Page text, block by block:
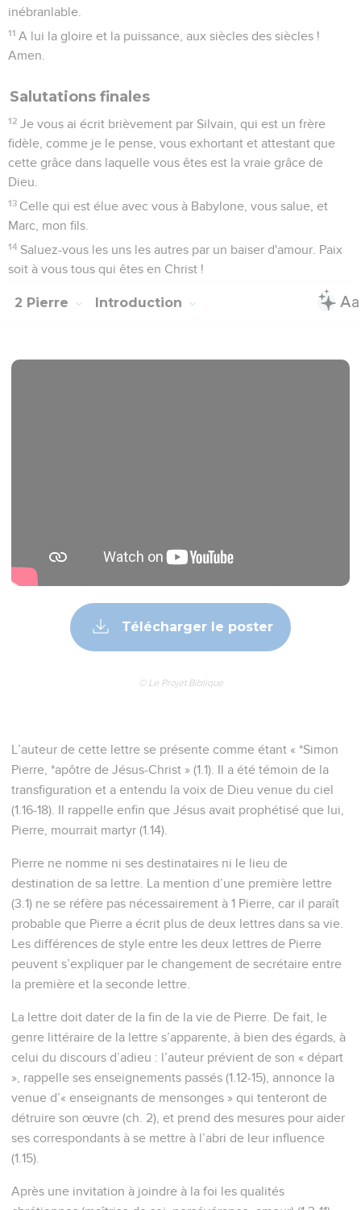
inébranlable.
11 A lui la gloire et la puissance, aux siècles des siècles !
Amen.
Salutations finales
12 Je vous ai écrit brièvement par Silvain, qui est un frère
fidèle, comme je le pense, vous exhortant et attestant que
cette grâce dans laquelle vous êtes est la vraie grâce de
Dieu.
13 Celle qui est élue avec vous à Babylone, vous salue, et
Marc, mon fils.
14 Saluez-vous les uns les autres par un baiser d'amour. Paix
soit à vous tous qui êtes en Christ !
2 Pierre Introduction
Télécharger le poster
© Le Projet Biblique
L’auteur de cette lettre se présente comme étant « *Simon
Pierre, *apôtre de Jésus-Christ » (1.1). Il a été témoin de la
transfiguration et a entendu la voix de Dieu venue du ciel
(1.16-18). Il rappelle enfin que Jésus avait prophétisé que lui,
Pierre, mourrait martyr (1.14).
Pierre ne nomme ni ses destinataires ni le lieu de
destination de sa lettre. La mention d’une première lettre
(3.1) ne se réfère pas nécessairement à 1 Pierre, car il paraît
probable que Pierre a écrit plus de deux lettres dans sa vie.
Les différences de style entre les deux lettres de Pierre
peuvent s’expliquer par le changement de secrétaire entre
la première et la seconde lettre.
La lettre doit dater de la fin de la vie de Pierre. De fait, le
genre littéraire de la lettre s’apparente, à bien des égards, à
celui du discours d’adieu : l’auteur prévient de son « départ
», rappelle ses enseignements passés (1.12-15), annonce la
venue d’« enseignants de mensonges » qui tenteront de
détruire son œuvre (ch. 2), et prend des mesures pour aider
ses correspondants à se mettre à l’abri de leur influence
(1.15).
Après une invitation à joindre à la foi les qualités